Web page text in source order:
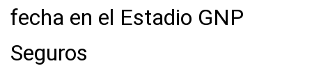
fecha en el Estadio GNP
Seguros